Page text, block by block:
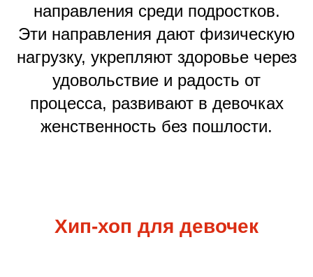
направления среди подростков.
Эти направления дают физическую
нагрузку, укрепляют здоровье через
удовольствие и радость от
процесса, развивают в девочках
женственность без пошлости.
Хип-хоп для девочек